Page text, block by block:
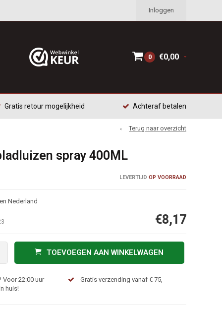
Inloggen
0 €0,00
Gratis retour mogelijkheid Achteraf betalen
Terug naar overzicht
spray 400ML
LEVERTIJD OP VOORRAAD
Nederland
€8,17
TOEVOEGEN AAN WINKELWAGEN
Voor 22:00 uur
huis!
Gratis verzending vanaf € 75,-